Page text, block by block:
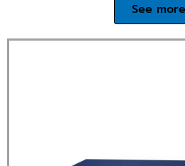
See more